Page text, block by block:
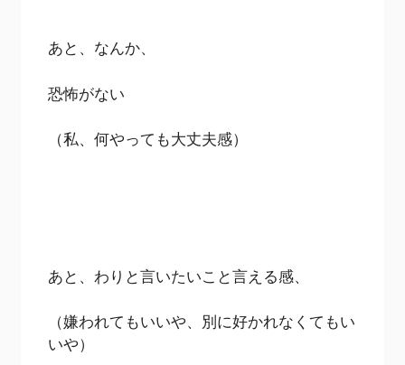
あと、なんか、
恐怖がない
（私、何やっても大丈夫感）
あと、わりと言いたいこと言える感、
（嫌われてもいいや、別に好かれなくてもい
いや）